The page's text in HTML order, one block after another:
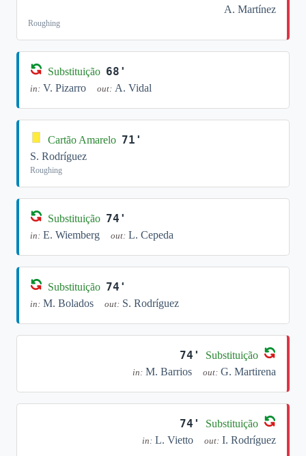
A. Martínez
Roughing
Substituição 68'
in: V. Pizarro out: A. Vidal
Cartão Amarelo 71'
S. Rodríguez
Roughing
Substituição 74'
in: E. Wiemberg out: L. Cepeda
Substituição 74'
in: M. Bolados out: S. Rodríguez
74' Substituição
in: M. Barrios out: G. Martirena
74' Substituição
in: L. Vietto out: I. Rodríguez